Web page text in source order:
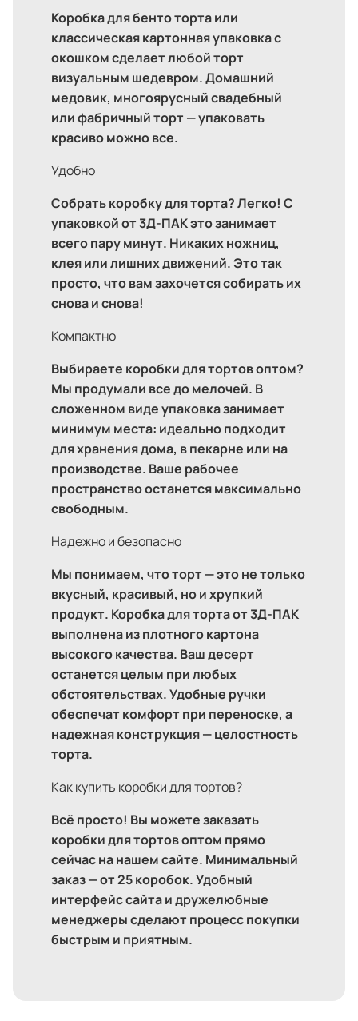
Коробка для бенто торта или
классическая картонная упаковка с
окошком сделает любой торт
визуальным шедевром. Домашний
медовик, многоярусный свадебный
или фабричный торт — упаковать
красиво можно все.
Удобно
Собрать коробку для торта? Легко! С
упаковкой от 3Д-ПАК это занимает
всего пару минут. Никаких ножниц,
клея или лишних движений. Это так
просто, что вам захочется собирать их
снова и снова!
Компактно
Выбираете коробки для тортов оптом?
Мы продумали все до мелочей. В
сложенном виде упаковка занимает
минимум места: идеально подходит
для хранения дома, в пекарне или на
производстве. Ваше рабочее
пространство останется максимально
свободным.
Надежно и безопасно
Мы понимаем, что торт — это не только
вкусный, красивый, но и хрупкий
продукт. Коробка для торта от 3Д-ПАК
выполнена из плотного картона
высокого качества. Ваш десерт
останется целым при любых
обстоятельствах. Удобные ручки
обеспечат комфорт при переноске, а
надежная конструкция — целостность
торта.
Как купить коробки для тортов?
Всё просто! Вы можете заказать
коробки для тортов оптом прямо
сейчас на нашем сайте. Минимальный
заказ — от 25 коробок. Удобный
интерфейс сайта и дружелюбные
менеджеры сделают процесс покупки
быстрым и приятным.